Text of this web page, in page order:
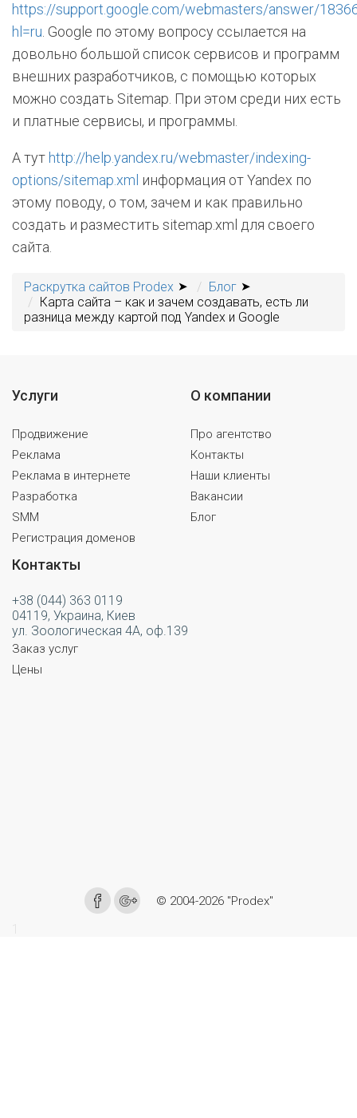
https://support.google.com/webmasters/answer/
hl=ru. Google по этому вопросу ссылается на
довольно большой список сервисов и программ
внешних разработчиков, с помощью которых
можно создать Sitemap. При этом среди них есть
и платные сервисы, и программы.
А тут http://help.yandex.ru/webmaster/indexing-
options/sitemap.xml информация от Yandex по
этому поводу, о том, зачем и как правильно
создать и разместить sitemap.xml для своего
сайта.
Раскрутка сайтов Prodex
Блог
Карта сайта – как и зачем создавать, есть ли
разница между картой под Yandex и Google
Услуги
Продвижение
Реклама
Реклама в интернете
Разработка
SMM
Регистрация доменов
О компании
Про агентство
Контакты
Наши клиенты
Вакансии
Блог
Контакты
+38 (044) 363 0119
04119, Украина, Киев
ул. Зоологическая 4А, оф.139
Заказ услуг
Цены
© 2004-2026 "Prodex"